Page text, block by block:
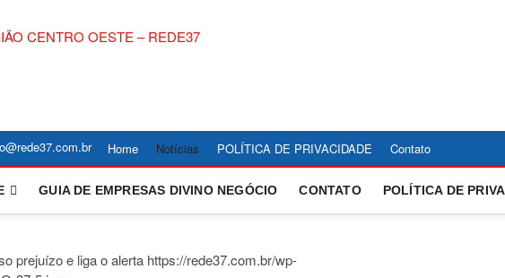
Home Notícias POLÍTICA DE PRIVACIDADE Contato
GUIA DE EMPRESAS DIVINO NEGÓCIO CONTATO POLÍTICA DE